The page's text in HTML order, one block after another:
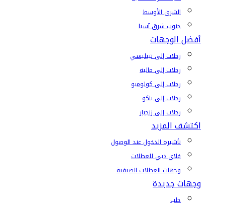
الشرق الأوسط
جنوب شرق آسيا
أفضل الوجهات
رحلات إلى تبيليسي
رحلات إلى ماليه
رحلات إلى كولومبو
رحلات إلى باكو
رحلات إلى زنجبار
اكتشف المزيد
تأشيرة الدخول عند الوصول
فلاي دبي للعطلات
وجهات العطلات الصيفية
وجهات جديدة
حلب